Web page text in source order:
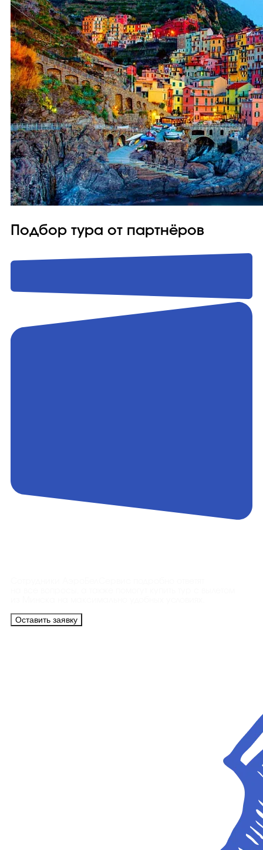
Подбор тура от партнёров
Оставить заявку